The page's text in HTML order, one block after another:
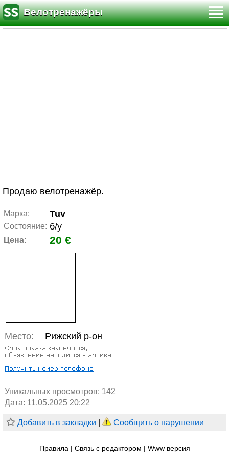
Велотренажёры
Продаю велотренажёр.
Марка: Tuv
Состояние: б/у
Цена: 20 €
Место: Рижский р-он
Уникальных просмотров: 142
Дата: 11.05.2025 20:22
Добавить в закладки Сообщить о нарушении
Правила Связь с редактором Www версия